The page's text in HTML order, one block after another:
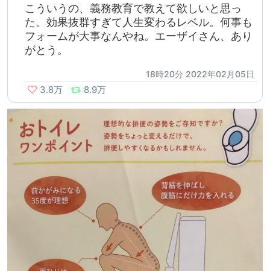
こういうの、義務教育で教えて欲しいと思っ
た。効果抜群すぎて人生変わるレベル。何事も
フォームが大事なんやね。エーザイさん、あり
がとう。
18時20分 2022年02月05日
3.8万 8.9万